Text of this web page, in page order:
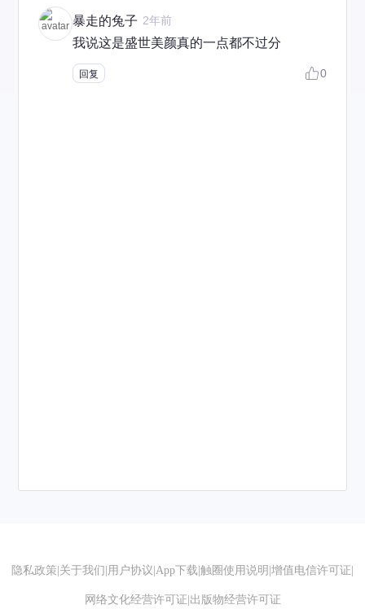
暴走的兔子 2年前
我说这是盛世美颜真的一点都不过分
回复 0
隐私政策 关于我们 用户协议 App下载 触圈使用说明 增值电信许可证
网络文化经营许可证 出版物经营许可证